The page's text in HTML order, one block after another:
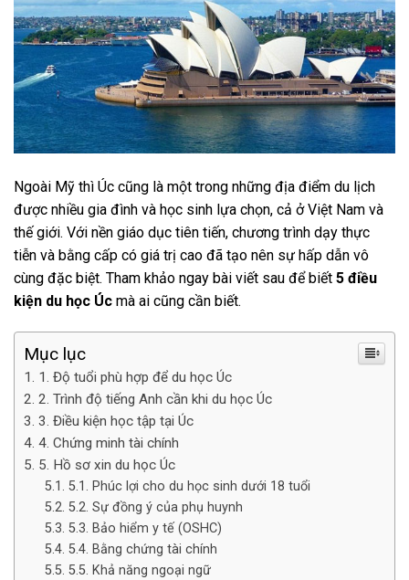
Ngoài Mỹ thì Úc cũng là một trong những địa điểm du lịch
được nhiều gia đình và học sinh lựa chọn, cả ở Việt Nam và
thế giới. Với nền giáo dục tiên tiến, chương trình dạy thực
tiễn và bằng cấp có giá trị cao đã tạo nên sự hấp dẫn vô
cùng đặc biệt. Tham khảo ngay bài viết sau để biết 5 điều
kiện du học Úc mà ai cũng cần biết.
Mục lục
1. Độ tuổi phù hợp để du học Úc
2. Trình độ tiếng Anh cần khi du học Úc
3. Điều kiện học tập tại Úc
4. Chứng minh tài chính
5. Hồ sơ xin du học Úc
5.1. Phúc lợi cho du học sinh dưới 18 tuổi
5.2. Sự đồng ý của phụ huynh
5.3. Bảo hiểm y tế (OSHC)
5.4. Bằng chứng tài chính
5.5. Khả năng ngoại ngữ